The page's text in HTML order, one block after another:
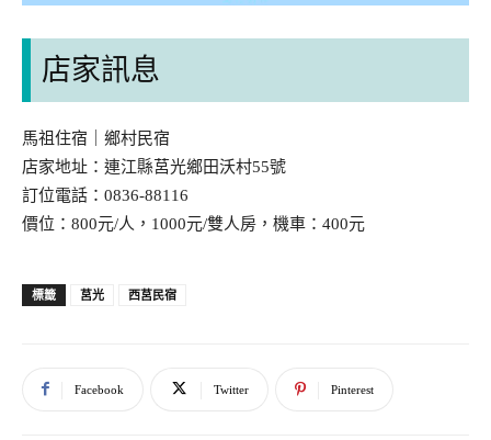
店家訊息
馬祖住宿｜鄉村民宿
店家地址：連江縣莒光鄉田沃村55號
訂位電話：0836-88116
價位：800元/人，1000元/雙人房，機車：400元
標籤 莒光 西莒民宿
Facebook Twitter Pinterest